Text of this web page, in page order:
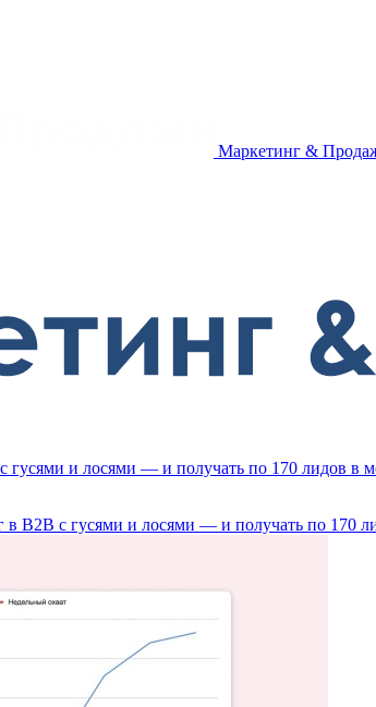
Маркетинг &
гусями и лосями — и получать по 170 лидов в
в B2B с гусями и лосями — и получать по 170